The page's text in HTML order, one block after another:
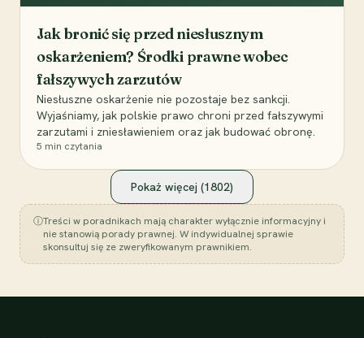
Jak bronić się przed niesłusznym
oskarżeniem? Środki prawne wobec
fałszywych zarzutów
Niesłuszne oskarżenie nie pozostaje bez sankcji.
Wyjaśniamy, jak polskie prawo chroni przed fałszywymi
zarzutami i zniesławieniem oraz jak budować obronę.
5 min czytania
Pokaż więcej (1802)
ⓘTreści w poradnikach mają charakter wyłącznie informacyjny i
nie stanowią porady prawnej. W indywidualnej sprawie
skonsultuj się ze zweryfikowanym prawnikiem.